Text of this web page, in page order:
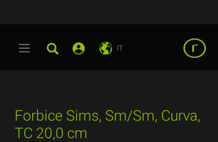
IT
Forbice Sims, Sm/Sm, Curva,
TC 20,0 cm